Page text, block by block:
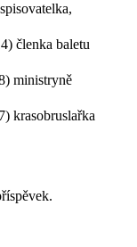
členka baletu
ministryně
krasobruslařka